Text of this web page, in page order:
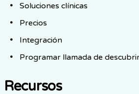
Soluciones clínicas
Precios
Integración
Programar llamada de
Recursos